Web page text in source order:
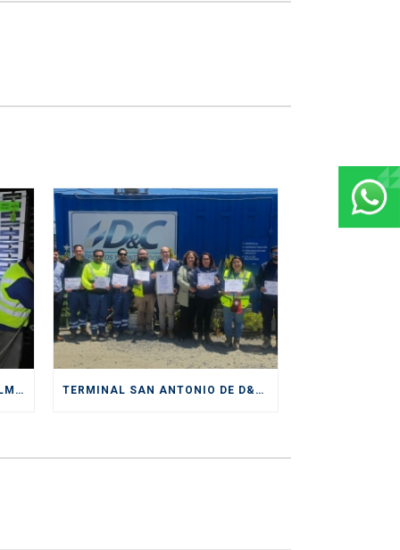
D&C DIVISIÓN DEPÓSITOS CULMINA EXITOSAMENTE SERVICIOS PRESTADOS DURANTE CICLO DE EXPORTACIÓN DE CEREZAS TERMINAL SAN ANTONIO DE D&C RECIBE IMPORTANTE CERTIFICACIÓN DE SENDA COMO “ESPACIO PREVENTIVO”